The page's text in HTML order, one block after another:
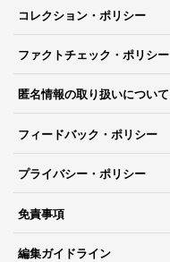
コレクション・ポリシー
ファクトチェック・ポリシー
匿名情報の取り扱いについて
フィードバック・ポリシー
プライバシー・ポリシー
免責事項
編集ガイドライン